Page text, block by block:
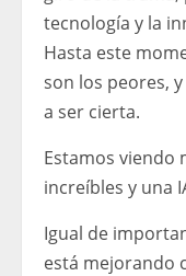
tecnología y la
Hasta este
son los peores,
a ser cierta.
Estamos viendo
increíbles y una
Igual de
está mejorando